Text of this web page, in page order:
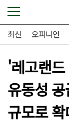
최신 오피니언
'레고랜
유동성
규모로